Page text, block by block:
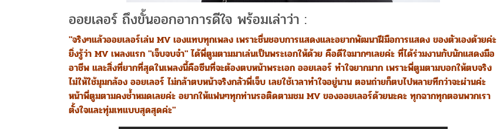
ออยเลอร์ ถึงขั้นออกอาการดีใจ พร้อมเล่าว่า :
"จริงๆแล้วออยเลอร์เล่น MV เองแทบทุกเพลง เพราะชื่นชอบการแสดงและอยากพัฒนาฝีมือการแสดง ของตัวเองด้วยค่ะ
ยิ่งรู้ว่า MV เพลงแรก "เจ็บจบจำ" ได้พี่ตูมตามมาเล่นเป็นพระเอกให้ด้วย คือดีใจมากๆเลยค่ะ ที่ได้ร่วมงานกับนักแสดงมือ
อาชีพ และสิ่งที่ยากที่สุดในเพลงนี้คือซีนที่จะต้องตบหน้าพระเอก ออยเลอร์ ทำใจยากมาก เพราะพี่ตูมตามบอกให้ตบจริง
ไม่ให้ใช้มุมกล้อง ออยเลอร์ ไม่กล้าตบหน้าจริงกลัวพี่เจ็บ เลยใช้เวลาทำใจอยู่นาน ตอนถ่ายก็ตบไปหลายทีกว่าจะผ่านค่ะ
หน้าพี่ตูมตามคงช้ำหมดเลยค่ะ อยากให้แฟนๆทุกท่านรอติดตามชม MV ของออยเลอร์ด้วยนะคะ ทุกฉากทุกตอนพวกเรา
ตั้งใจและทุ่มเทแบบสุดสุดค่ะ"